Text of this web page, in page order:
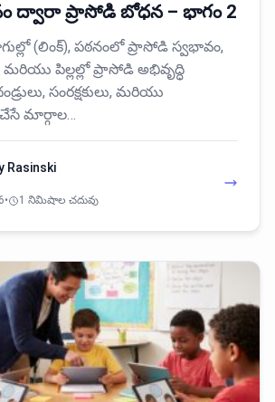
ద్వారా ప్రాసోడి బోధన – భాగం 2
(లింక్), పఠనంలో ప్రాసోడి స్వభావం,
పిల్లల్లో ప్రాసోడి అభివృద్ధి
సంరక్షకులు, మరియు
మార్గాల…
Rasinski
• 1 నిమిషాల చదువు